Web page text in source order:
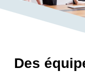
Des